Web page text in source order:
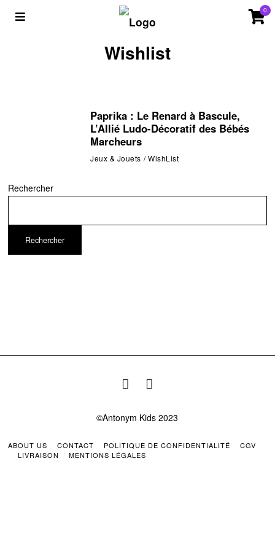
0
Wishlist
Paprika : Le Renard à Bascule,
L’Allié Ludo-Décoratif des Bébés
Marcheurs
Jeux & Jouets / WishList
Rechercher
Rechercher
©Antonym Kids 2023
ABOUT US CONTACT POLITIQUE DE CONFIDENTIALITÉ
CGV
LIVRAISON
MENTIONS LÉGALES